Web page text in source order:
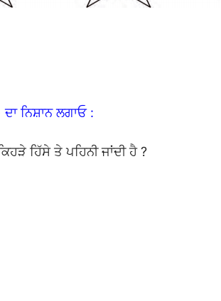
ਨਿਸ਼ਾਨ ਲਗਾਓ :
ਹਿੱਸੇ ਤੇ ਪਹਿਨੀ ਜਾਂਦੀ ਹੈ ?